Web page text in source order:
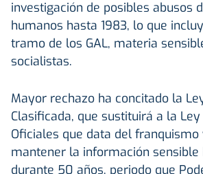
investigación de posibles abusos
humanos hasta 1983, lo que
tramo de los GAL, materia
socialistas.
Mayor rechazo ha concitado la
Clasificada, que sustituirá a la
Oficiales que data del
mantener la información sensible
durante 50 años, periodo que